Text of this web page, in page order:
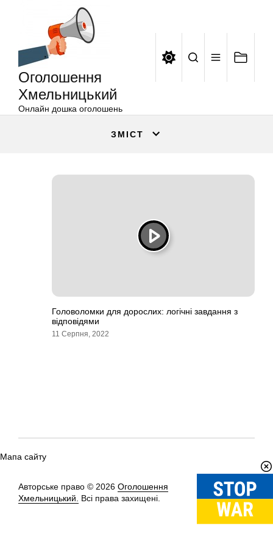
Оголошення
Хмельницький
Онлайн дошка оголошень
ЗМІСТ
Головоломки для дорослих: логічні завдання з
відповідями
11 Серпня, 2022
Мапа сайту
Авторське право © 2026 Оголошення
Хмельницький.
Всі права захищені.
Вгору↑